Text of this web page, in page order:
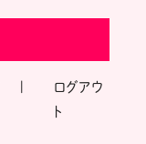
ログアウ
ト